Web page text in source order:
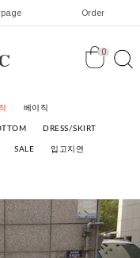
Order
0
베이직
DRESS/SKIRT
SALE 입고지연